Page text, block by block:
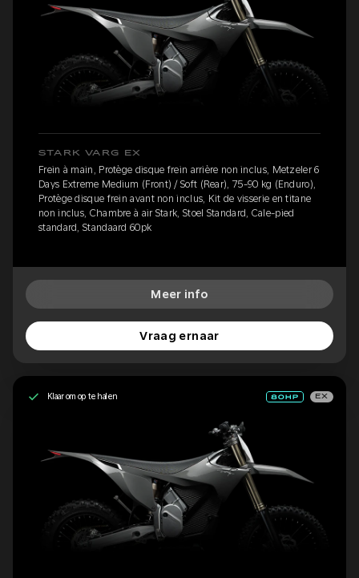
STARK VARG EX
Frein à main, Protège disque frein arrière non inclus, Metzeler 6
Days Extreme Medium (Front) / Soft (Rear), 75-90 kg (Enduro),
Protège disque frein avant non inclus, Kit de visserie en titane
non inclus, Chambre à air Stark, Stoel Standard, Cale-pied
standard, Standaard 60pk
Meer info
Vraag ernaar
Klaar om op te halen EX